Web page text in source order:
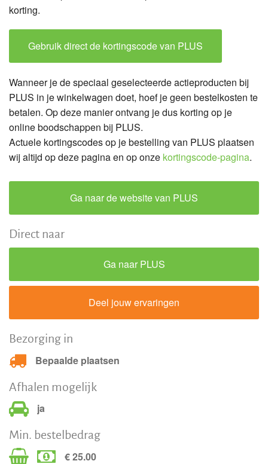
korting.
Gebruik direct de kortingscode van PLUS
Wanneer je de speciaal geselecteerde actieproducten bij
PLUS in je winkelwagen doet, hoef je geen bestelkosten te
betalen. Op deze manier ontvang je dus korting op je
online boodschappen bij PLUS.
Actuele kortingscodes op je bestelling van PLUS plaatsen
wij altijd op deze pagina en op onze kortingscode-pagina.
Ga naar de website van PLUS
Direct naar
Ga naar PLUS
Deel jouw ervaringen
Bezorging in
Bepaalde plaatsen
Afhalen mogelijk
ja
Min. bestelbedrag
€ 25.00